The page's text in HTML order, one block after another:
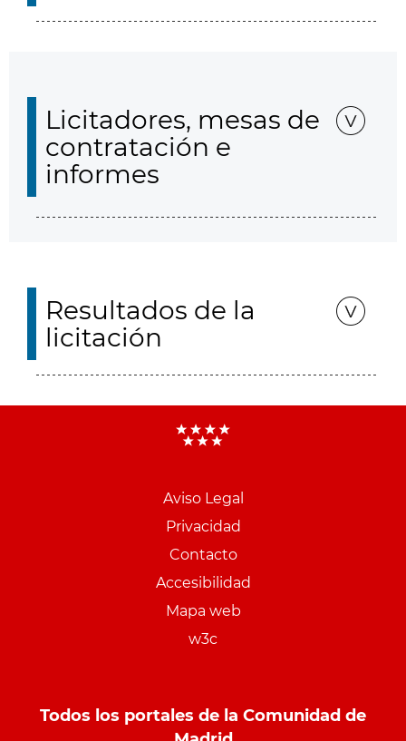
Licitadores, mesas de
contratación e
informes
Resultados de la
licitación
Aviso Legal
Privacidad
Contacto
Accesibilidad
Mapa web
w3c
Todos los portales de la Comunidad de